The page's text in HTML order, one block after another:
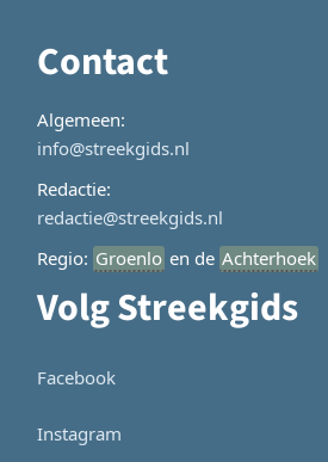
Contact
Algemeen:
info@streekgids.nl
Redactie:
redactie@streekgids.nl
Regio: Groenlo en de Achterhoek
Volg Streekgids
Facebook
Instagram